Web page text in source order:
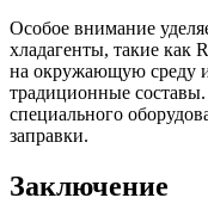
Особое внимание
хладагенты, такие как
на окружающую среду
традиционные
специального
заправки.
Заключение